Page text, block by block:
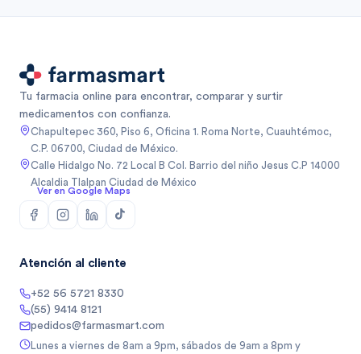
Tu farmacia online para encontrar, comparar y surtir
medicamentos con confianza.
Chapultepec 360, Piso 6, Oficina 1. Roma Norte, Cuauhtémoc,
C.P. 06700, Ciudad de México.
Calle Hidalgo No. 72 Local B Col. Barrio del niño Jesus C.P 14000
Alcaldia Tlalpan Ciudad de México
Ver en Google Maps
Atención al cliente
+52 56 5721 8330
(55) 9414 8121
pedidos@farmasmart.com
Lunes a viernes de 8am a 9pm, sábados de 9am a 8pm y